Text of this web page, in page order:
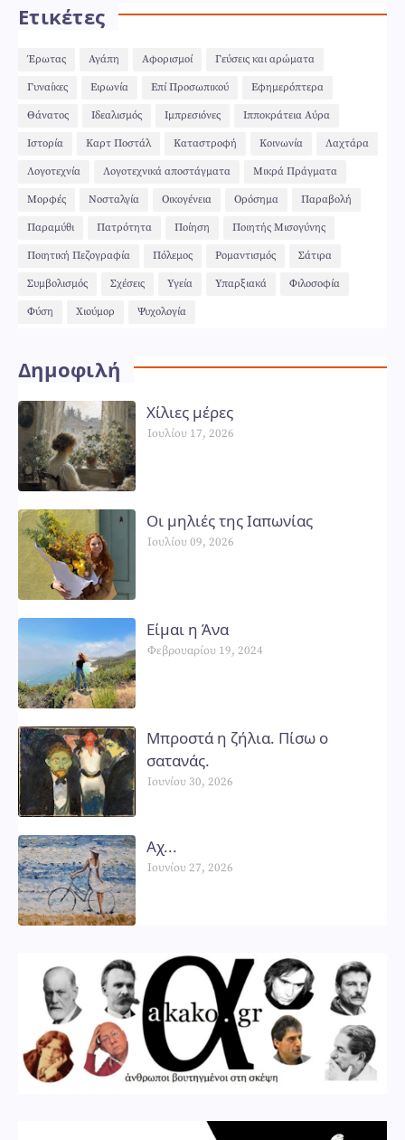
Ετικέτες
Έρωτας Αγάπη Αφορισμοί Γεύσεις και αρώματα
Γυναίκες Ειρωνία Επί Προσωπικού Εφημερόπτερα
Θάνατος Ιδεαλισμός Ιμπρεσιόνες Ιπποκράτεια Αύρα
Ιστορία Καρτ Ποστάλ Καταστροφή Κοινωνία Λαχτάρα
Λογοτεχνία Λογοτεχνικά αποστάγματα Μικρά Πράγματα
Μορφές Νοσταλγία Οικογένεια Ορόσημα Παραβολή
Παραμύθι Πατρότητα Ποίηση Ποιητής Μισογύνης
Ποιητική Πεζογραφία Πόλεμος Ρομαντισμός Σάτιρα
Συμβολισμός Σχέσεις Υγεία Υπαρξιακά Φιλοσοφία
Φύση Χιούμορ Ψυχολογία
Δημοφιλή
Χίλιες μέρες
Ιουλίου 17, 2026
Οι μηλιές της Ιαπωνίας
Ιουλίου 09, 2026
Είμαι η Άνα
Φεβρουαρίου 19, 2024
Μπροστά η ζήλια. Πίσω ο
σατανάς.
Ιουνίου 30, 2026
Αχ...
Ιουνίου 27, 2026